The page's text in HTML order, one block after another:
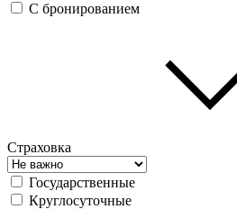
С бронированием
Страховка
Государственные
Круглосуточные